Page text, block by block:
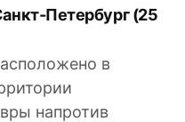
в
напротив